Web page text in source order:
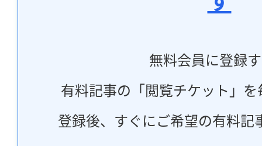
無料会員に登録
有料記事の「閲覧チケット」
登録後、すぐにご希望の有料記